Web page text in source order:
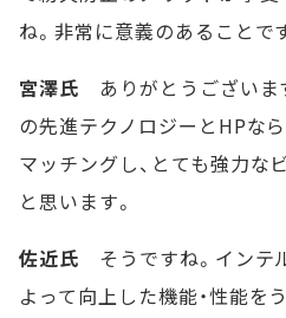
ね。非常に意義のあることで
宮澤氏 ありがとうございま
の先進テクノロジーとHPな
マッチングし、とても強力な
と思います。
佐近氏 そうですね。インテ
よって向上した機能・性能を